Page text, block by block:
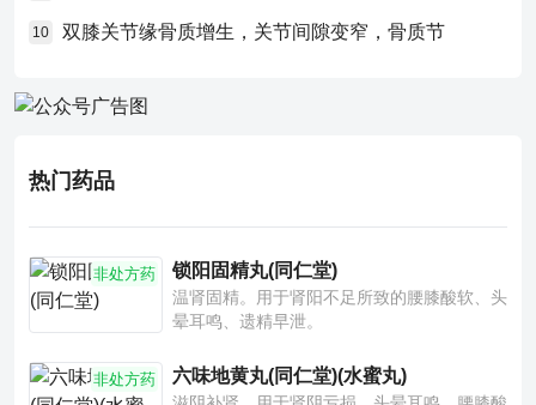
10 双膝关节缘骨质增生，关节间隙变窄，骨质节
热门药品
非处方药 锁阳固精丸(同仁堂)
温肾固精。用于肾阳不足所致的腰膝酸软、头
晕耳鸣、遗精早泄。
非处方药 六味地黄丸(同仁堂)(水蜜丸)